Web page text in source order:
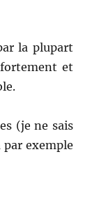
la plupart
et
(je ne sais
par exemple